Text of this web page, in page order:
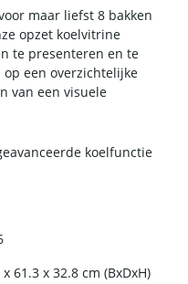
maar liefst 8 bakken
opzet koelvitrine
te presenteren en te
een overzichtelijke
van een visuele
koelfunctie
een efficiënt koelsysteem
de optimale
61.3 x 32.8 cm (BxDxH)